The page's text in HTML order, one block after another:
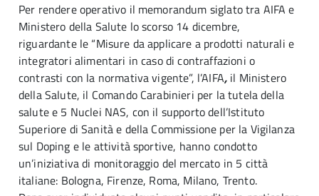
Per rendere operativo il memorandum siglato tra AIFA e
Ministero della Salute lo scorso 14 dicembre,
riguardante le “Misure da applicare a prodotti naturali e
integratori alimentari in caso di contraffazioni o
contrasti con la normativa vigente”, l’AIFA, il Ministero
della Salute, il Comando Carabinieri per la tutela della
salute e 5 Nuclei NAS, con il supporto dell’Istituto
Superiore di Sanità e della Commissione per la Vigilanza
sul Doping e le attività sportive, hanno condotto
un’iniziativa di monitoraggio del mercato in 5 città
italiane: Bologna, Firenze, Roma, Milano, Trento.